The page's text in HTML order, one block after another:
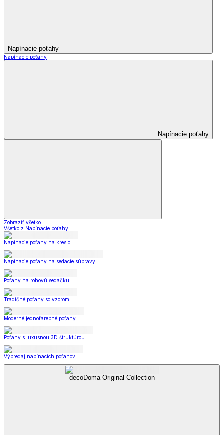
Napínacie poťahy
Napínacie poťahy
Napínacie poťahy
Zobraziť všetko
Všetko z Napínacie poťahy
Napínacie poťahy na kreslo
Napínacie poťahy na sedacie súpravy
Poťahy na rohovú sedačku
Tradičné poťahy so vzorom
Moderné jednofarebné poťahy
Poťahy s luxusnou 3D štruktúrou
Výpredaj napínacích poťahov
decoDoma Original Collection